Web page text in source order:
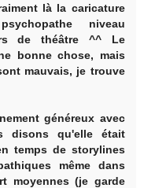
là la caricature
niveau
de théâtre ^^ Le
bonne chose, mais
mauvais, je trouve
généreux avec
disons qu'elle était
temps de storylines
même dans
moyennes (je garde